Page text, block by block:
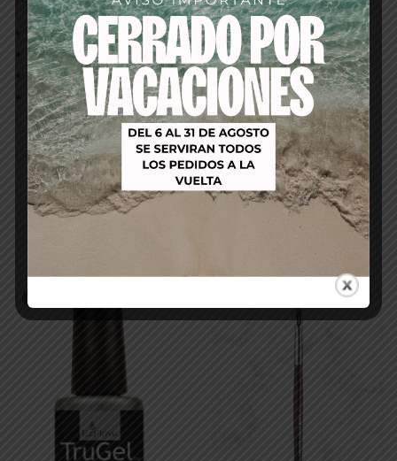
Creada para los especialistas de Nail Art.
Consigue Uñas duraderas y con alto brillo.
Calidad profesional.
Esmalte 100% Gel